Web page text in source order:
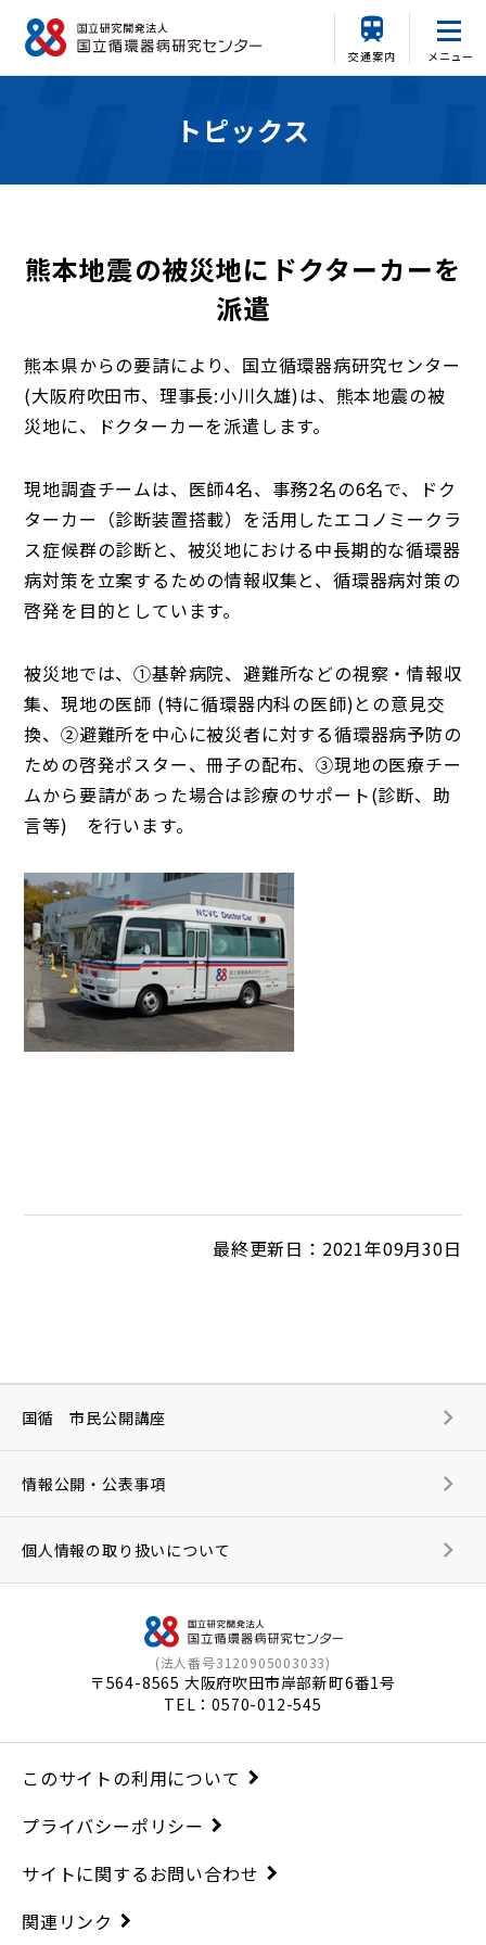
交通案内 メニュー
トピックス
熊本地震の被災地にドクターカーを
派遣
熊本県からの要請により、国立循環器病研究センター
(大阪府吹田市、理事長:小川久雄)は、熊本地震の被
災地に、ドクターカーを派遣します。
現地調査チームは、医師4名、事務2名の6名で、ドク
ターカー（診断装置搭載）を活用したエコノミークラ
ス症候群の診断と、被災地における中長期的な循環器
病対策を立案するための情報収集と、循環器病対策の
啓発を目的としています。
被災地では、①基幹病院、避難所などの視察・情報収
集、現地の医師 (特に循環器内科の医師)との意見交
換、②避難所を中心に被災者に対する循環器病予防の
ための啓発ポスター、冊子の配布、③現地の医療チー
ムから要請があった場合は診療のサポート(診断、助
言等) を行います。
最終更新日：2021年09月30日
(法人番号3120905003033)
〒564-8565 大阪府吹田市岸部新町6番1号
TEL：0570-012-545
国循 市民公開講座
情報公開・公表事項
個人情報の取り扱いについて
このサイトの利用について
プライバシーポリシー
サイトに関するお問い合わせ
関連リンク